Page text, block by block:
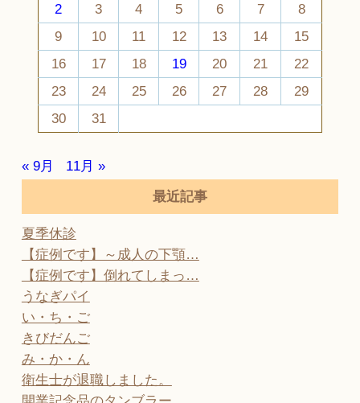
2
3 4 5 6 7
8
9
10 11 12 13 14
15
16
17 18 19 20 21
22
23
24 25 26 27 28
29
30
31
« 9月
11月 »
最近記事
夏季休診
【症例です】～成人の下顎…
【症例です】倒れてしまっ…
うなぎパイ
い・ち・ご
きびだんご
み・か・ん
衛生士が退職しました。